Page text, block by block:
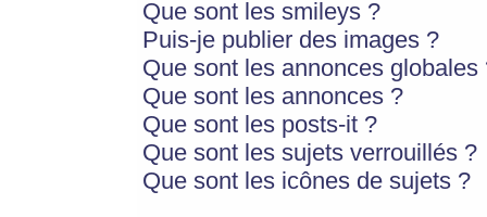
Que sont les smileys ?
Puis-je publier des images ?
Que sont les annonces globales
Que sont les annonces ?
Que sont les posts-it ?
Que sont les sujets verrouillés ?
Que sont les icônes de sujets ?